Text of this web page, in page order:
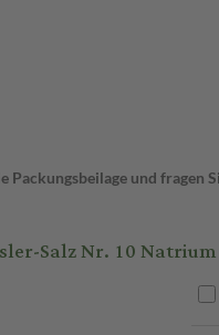
Packungsbeilage und
Salz Nr. 10